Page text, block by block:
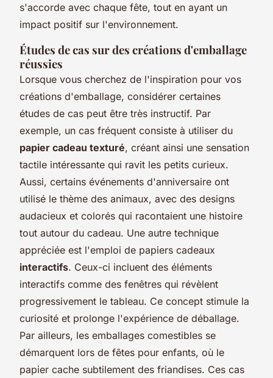
s'accorde avec chaque fête, tout en ayant un
impact positif sur l'environnement.
Études de cas sur des créations d'emballage
réussies
Lorsque vous cherchez de l'inspiration pour vos
créations d'emballage, considérer certaines
études de cas peut être très instructif. Par
exemple, un cas fréquent consiste à utiliser du
papier cadeau texturé, créant ainsi une sensation
tactile intéressante qui ravit les petits curieux.
Aussi, certains événements d'anniversaire ont
utilisé le thème des animaux, avec des designs
audacieux et colorés qui racontaient une histoire
tout autour du cadeau. Une autre technique
appréciée est l'emploi de papiers cadeaux
interactifs. Ceux-ci incluent des éléments
interactifs comme des fenêtres qui révèlent
progressivement le tableau. Ce concept stimule la
curiosité et prolonge l'expérience de déballage.
Par ailleurs, les emballages comestibles se
démarquent lors de fêtes pour enfants, où le
papier cache subtilement des friandises. Ces cas